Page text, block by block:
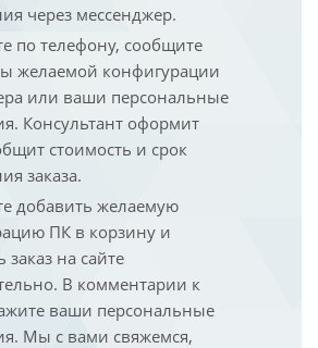
через мессенджер.
по телефону, сообщите
желаемой конфигурации
или ваши персональные
Консультант оформит
стоимость и срок
заказа.
добавить желаемую
ПК в корзину и
на сайте
В комментарии к
ваши персональные
Мы с вами свяжемся,